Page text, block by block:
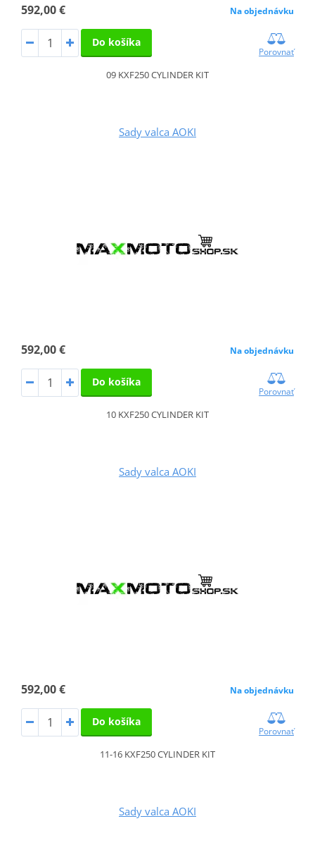
592,00 € Na objednávku
Do košíka
Porovnať
09 KXF250 CYLINDER KIT
Sady valca AOKI
592,00 € Na objednávku
Do košíka
Porovnať
10 KXF250 CYLINDER KIT
Sady valca AOKI
592,00 € Na objednávku
Do košíka
Porovnať
11-16 KXF250 CYLINDER KIT
Sady valca AOKI